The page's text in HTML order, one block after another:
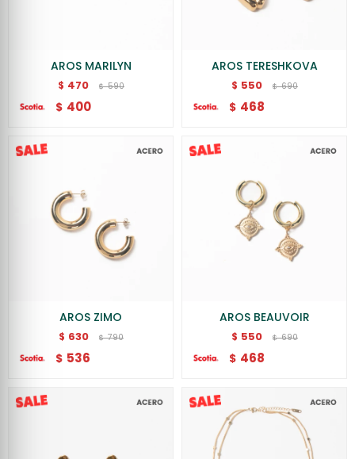
AROS MARILYN
$ 470 $ 590
$ 400
AROS TERESHKOVA
$ 550 $ 690
$ 468
AROS ZIMO
$ 630 $ 790
$ 536
AROS BEAUVOIR
$ 550 $ 690
$ 468